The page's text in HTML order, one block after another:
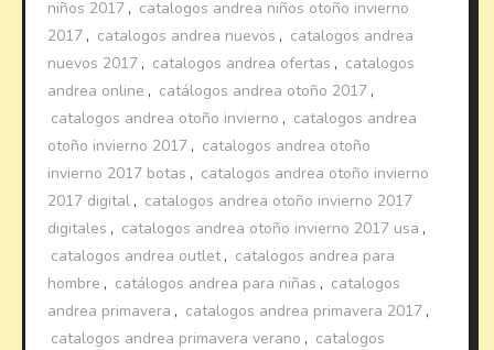
niños 2017 , catalogos andrea niños otoño invierno
2017 , catalogos andrea nuevos , catalogos andrea
nuevos 2017 , catalogos andrea ofertas , catalogos
andrea online , catálogos andrea otoño 2017 ,
catalogos andrea otoño invierno , catalogos andrea
otoño invierno 2017 , catalogos andrea otoño
invierno 2017 botas , catalogos andrea otoño invierno
2017 digital , catalogos andrea otoño invierno 2017
digitales , catalogos andrea otoño invierno 2017 usa ,
catalogos andrea outlet, catalogos andrea para
hombre , catálogos andrea para niñas , catalogos
andrea primavera , catalogos andrea primavera 2017 ,
catalogos andrea primavera verano , catalogos